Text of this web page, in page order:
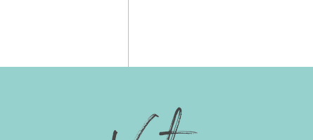
Venez nombreux pour